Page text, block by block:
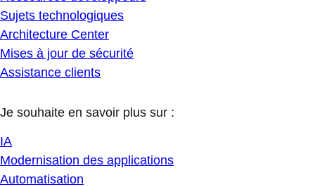
Sujets technologiques
Architecture Center
Mises à jour de sécurité
Assistance clients
Je souhaite en savoir plus sur :
IA
Modernisation des applications
Automatisation